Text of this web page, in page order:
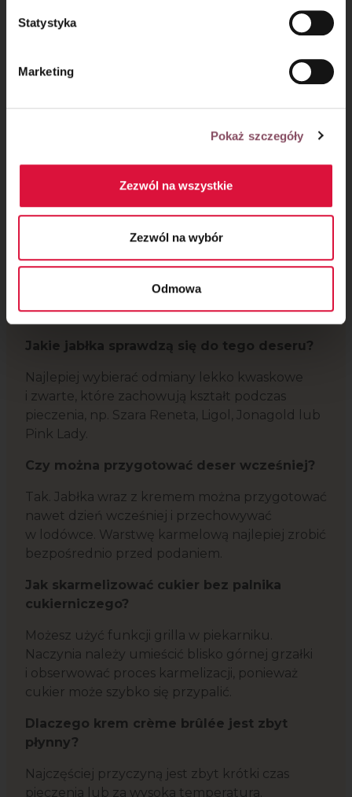
Statystyka
Marketing
Pokaż szczegóły
Zezwól na wszystkie
Zezwól na wybór
Odmowa
się karmelowa skorupka.
Warto wiedzieć:
Jakie jabłka sprawdzą się do tego deseru?
Najlepiej wybierać odmiany lekko kwaskowe
i zwarte, które zachowują kształt podczas
pieczenia, np. Szara Reneta, Ligol, Jonagold lub
Pink Lady.
Czy można przygotować deser wcześniej?
Tak. Jabłka wraz z kremem można przygotować
nawet dzień wcześniej i przechowywać
w lodówce. Warstwę karmelową najlepiej zrobić
bezpośrednio przed podaniem.
Jak skarmelizować cukier bez palnika
cukierniczego?
Możesz użyć funkcji grilla w piekarniku.
Naczynia należy umieścić blisko górnej grzałki
i obserwować proces karmelizacji, ponieważ
cukier może szybko się przypalić.
Dlaczego krem crème brûlée jest zbyt
płynny?
Najczęściej przyczyną jest zbyt krótki czas
pieczenia lub za wysoka temperatura.